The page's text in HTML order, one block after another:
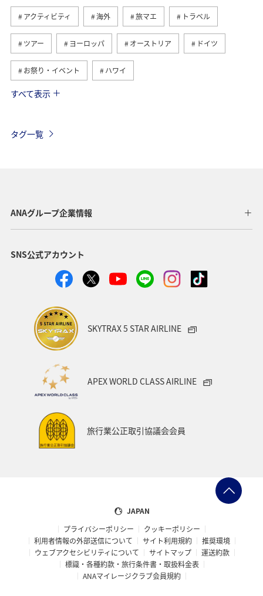
アクティビティ 海外 旅マエ トラベル
ツアー ヨーロッパ オーストリア ドイツ
お祭り・イベント ハワイ
アメリカ
韓国 ANA Mall ライフ 日常
ショッピング＆ライフ
春 年末年始 クリスマス
すべて表示
タグ一覧
ANAグループ企業情報
SNS公式アカウント
SKYTRAX 5 STAR AIRLINE
APEX WORLD CLASS AIRLINE
旅行業公正取引協議会会員
JAPAN
プライバシーポリシー
クッキーポリシー
利用者情報の外部送信について
サイト利用規約
推奨環境
ウェブアクセシビリティについて
サイトマップ
運送約款
標識・各種約款・旅行条件書・取扱料金表
ANAマイレージクラブ会員規約